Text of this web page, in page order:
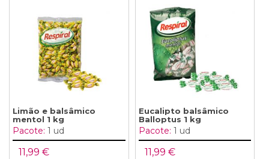
Limão e balsâmico
mentol 1 kg
Pacote: 1 ud
11,99 €
Eucalipto balsâmico
Balloptus 1 kg
Pacote: 1 ud
11,99 €